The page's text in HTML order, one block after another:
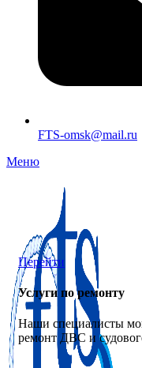
FTS-omsk@mail.ru
Меню
Перейти
Услуги по ремонту
Наши специалисты
ремонт ДВС и